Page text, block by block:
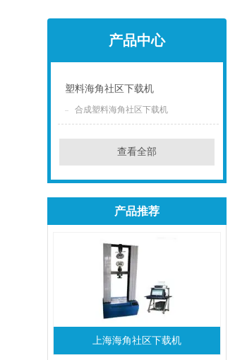
产品中心
塑料海角社区下载机
合成塑料海角社区下载机
查看全部
产品推荐
上海海角社区下载机